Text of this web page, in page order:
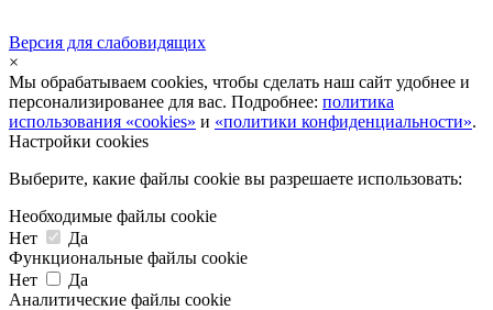
Версия для слабовидящих
×
Мы обрабатываем cookies, чтобы сделать наш сайт удобнее и
персонализированее для вас. Подробнее: политика
использования «cookies» и «политики конфиденциальности».
Настройки cookies
Выберите, какие файлы cookie вы разрешаете использовать:
Необходимые файлы cookie
Нет
Да
Функциональные файлы cookie
Нет
Да
Аналитические файлы cookie